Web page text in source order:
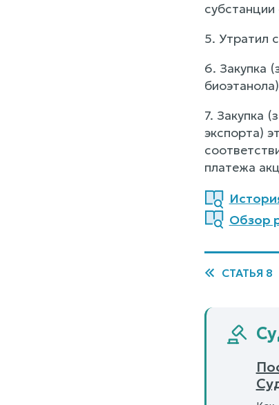
субстанции
5. Утратил
6. Закупка
7. Закупка
экспорта)
платежа
Обзор
СТАТЬЯ 8